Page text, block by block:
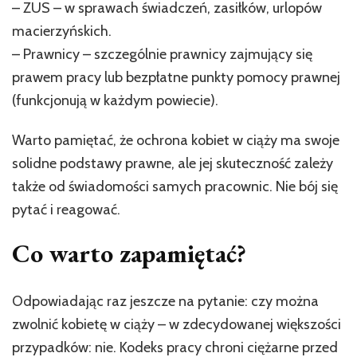
– ZUS – w sprawach świadczeń, zasiłków, urlopów
macierzyńskich.
– Prawnicy – szczególnie prawnicy zajmujący się
prawem pracy lub bezpłatne punkty pomocy prawnej
(funkcjonują w każdym powiecie).
Warto pamiętać, że ochrona kobiet w ciąży ma swoje
solidne podstawy prawne, ale jej skuteczność zależy
także od świadomości samych pracownic. Nie bój się
pytać i reagować.
Co warto zapamiętać?
Odpowiadając raz jeszcze na pytanie: czy można
zwolnić kobietę w ciąży – w zdecydowanej większości
przypadków: nie. Kodeks pracy chroni ciężarne przed